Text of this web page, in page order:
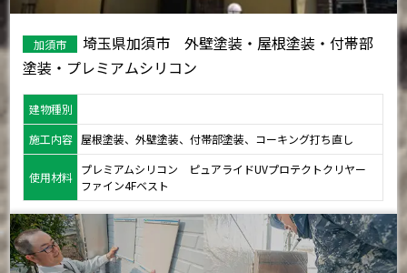
加須市
埼玉県加須市 外壁塗装・屋根塗装・付帯部
塗装・プレミアムシリコン
建物種別
施工内容
屋根塗装、外壁塗装、付帯部塗装、コーキング打ち直し
使用材料
プレミアムシリコン ピュアライドUVプロテクトクリヤー
ファイン4Fベスト